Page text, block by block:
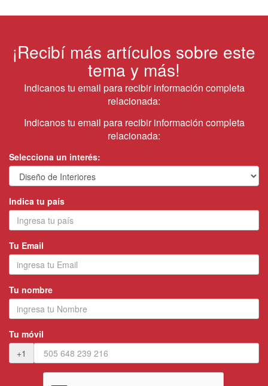
¡Recibí más artículos sobre este
tema y más!
Indicanos tu email para recibir información completa
relacionada:
Indicanos tu email para recibir información completa
relacionada:
Selecciona un interés:
Indica tu país
Tu Email
Tu nombre
Tu móvil
+1